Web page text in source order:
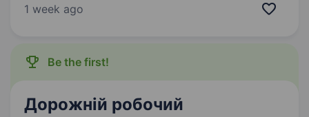
доріг. Основні обов’язки: Керування вантажним
1 week ago
Be the first!
Дорожній робочий